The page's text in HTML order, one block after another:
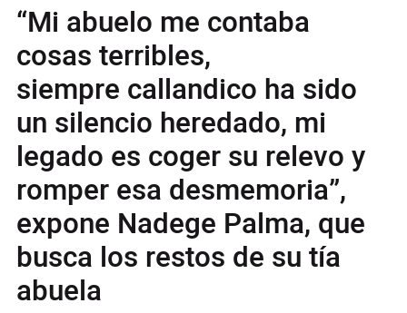
“Mi abuelo me contaba
cosas terribles,
siempre callandico ha sido
un silencio heredado, mi
legado es coger su relevo y
romper esa desmemoria”,
expone Nadege Palma, que
busca los restos de su tía
abuela